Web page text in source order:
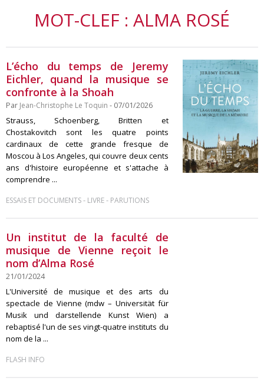
MOT-CLEF : ALMA ROSÉ
L’écho du temps de Jeremy
Eichler, quand la musique se
confronte à la Shoah
Par Jean-Christophe Le Toquin - 07/01/2026
Strauss, Schoenberg, Britten et
Chostakovitch sont les quatre points
cardinaux de cette grande fresque de
Moscou à Los Angeles, qui couvre deux cents
ans d'histoire européenne et s'attache à
comprendre ...
ESSAIS ET DOCUMENTS- LIVRE- PARUTIONS
Un institut de la faculté de
musique de Vienne reçoit le
nom d’Alma Rosé
21/01/2024
L'Université de musique et des arts du
spectacle de Vienne (mdw – Universität für
Musik und darstellende Kunst Wien) a
rebaptisé l'un de ses vingt-quatre instituts du
nom de la ...
FLASH INFO